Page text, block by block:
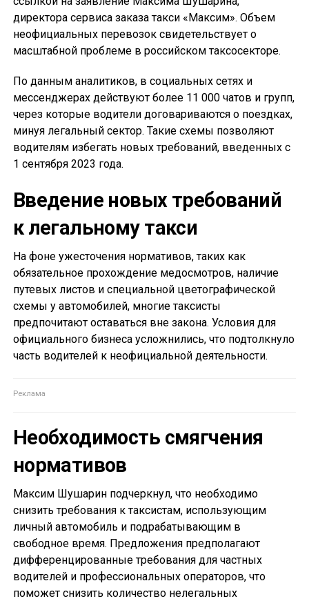
директора сервиса заказа такси «Максим». Объем
неофициальных перевозок свидетельствует о
масштабной проблеме в российском таксосекторе.
По данным аналитиков, в социальных сетях и
мессенджерах действуют более 11 000 чатов и групп,
через которые водители договариваются о поездках,
минуя легальный сектор. Такие схемы позволяют
водителям избегать новых требований, введенных с
1 сентября 2023 года.
Введение новых требований
к легальному такси
На фоне ужесточения нормативов, таких как
обязательное прохождение медосмотров, наличие
путевых листов и специальной цветографической
схемы у автомобилей, многие таксисты
предпочитают оставаться вне закона. Условия для
официального бизнеса усложнились, что подтолкнуло
часть водителей к неофициальной деятельности.
Необходимость смягчения
нормативов
Максим Шушарин подчеркнул, что необходимо
снизить требования к таксистам, использующим
личный автомобиль и подрабатывающим в
свободное время. Предложения предполагают
дифференцированные требования для частных
водителей и профессиональных операторов, что
поможет снизить количество нелегальных